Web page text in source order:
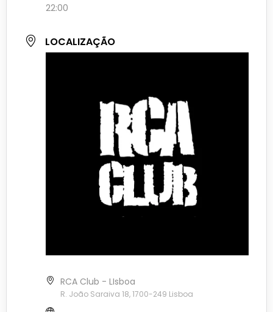
22:00
LOCALIZAÇÃO
RCA Club - LIsboa
R. João Saraiva 18, 1700-249 Lisboa